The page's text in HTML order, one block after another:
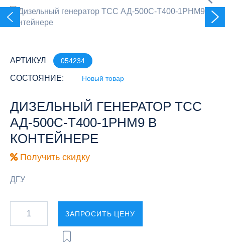
АРТИКУЛ 054234
СОСТОЯНИЕ: Новый товар
ДИЗЕЛЬНЫЙ ГЕНЕРАТОР ТСС
АД-500С-Т400-1РНМ9 В
КОНТЕЙНЕРЕ
Получить скидку
ДГУ
ЗАПРОСИТЬ ЦЕНУ